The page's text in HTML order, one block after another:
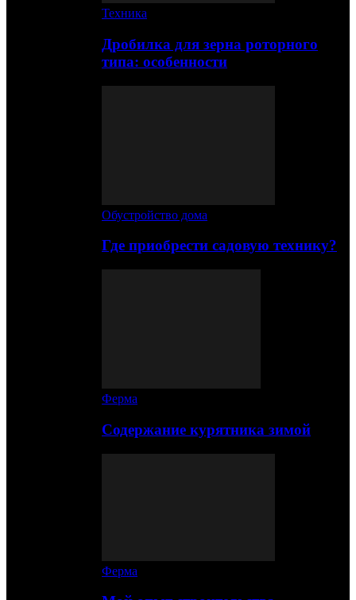
Техника
Дробилка для зерна роторного
типа: особенности
Обустройство дома
Где приобрести садовую технику?
Ферма
Содержание курятника зимой
Ферма